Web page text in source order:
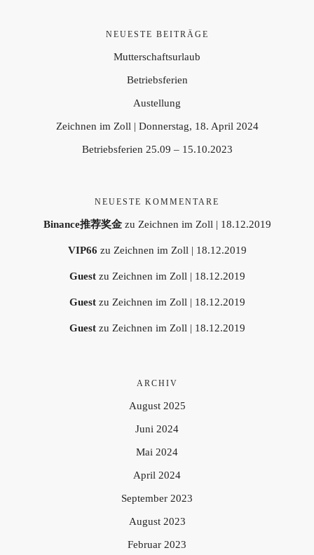
NEUESTE BEITRÄGE
Mutterschaftsurlaub
Betriebsferien
Austellung
Zeichnen im Zoll | Donnerstag, 18. April 2024
Betriebsferien 25.09 – 15.10.2023
NEUESTE KOMMENTARE
Binance推荐奖金zu Zeichnen im Zoll | 18.12.2019
VIP66 zu Zeichnen im Zoll | 18.12.2019
Guestzu Zeichnen im Zoll | 18.12.2019
Guestzu Zeichnen im Zoll | 18.12.2019
Guestzu Zeichnen im Zoll | 18.12.2019
ARCHIV
August 2025
Juni 2024
Mai 2024
April 2024
September 2023
August 2023
Februar 2023